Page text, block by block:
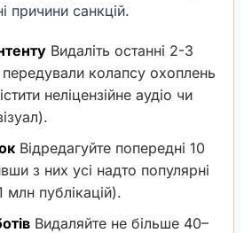
причини санкцій.
Видаліть останні 2-3
передували колапсу охоплень
неліцензійне аудіо чи
Відредагуйте попередні 10
з них усі надто популярні
публікацій).
Видаляйте не більше 40–